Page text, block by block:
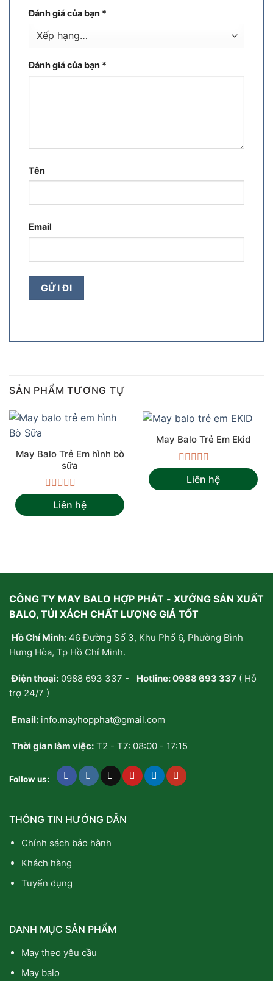
Đánh giá của bạn *
Đánh giá của bạn *
Tên
Email
SẢN PHẨM TƯƠNG TỰ
May Balo Trẻ Em hình bò
sữa
Được
xếp
hạng
Liên hệ
May Balo Trẻ Em Ekid
Được
xếp
hạng
Liên hệ
CÔNG TY MAY BALO HỢP PHÁT - XƯỞNG SẢN XUẤT
BALO, TÚI XÁCH CHẤT LƯỢNG GIÁ TỐT
Hồ Chí Minh: 46 Đường Số 3, Khu Phố 6, Phường Bình
Hưng Hòa, Tp Hồ Chí Minh.
Điện thoại: 0988 693 337 - Hotline:0988 693 337 ( Hỗ
trợ 24/7 )
Email: info.mayhopphat@gmail.com
Thời gian làm việc: T2 - T7: 08:00 - 17:15
Follow us:
THÔNG TIN HƯỚNG DẪN
Chính sách bảo hành
Khách hàng
Tuyển dụng
DANH MỤC SẢN PHẨM
May theo yêu cầu
May balo